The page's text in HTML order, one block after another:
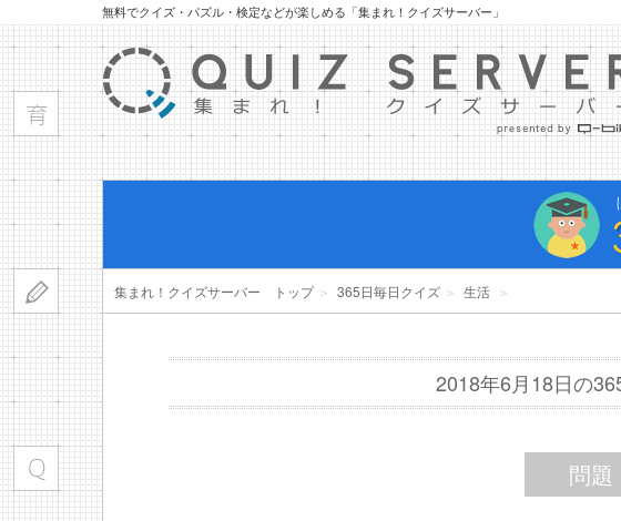
無料でクイズ・パズル・検定などが楽しめる「集まれ！クイズサーバー」
集まれ！クイズサーバー トップ＞ 365日毎日クイズ ＞ 生活 ＞
2018年6月18日の
問題